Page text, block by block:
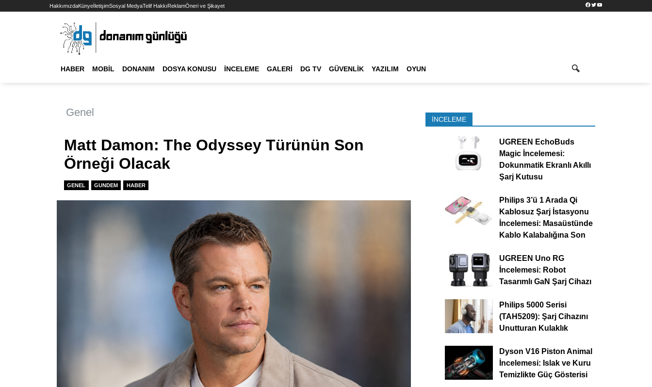
HakkımızdaKünyeİletişimSosyal MedyaTelif HakkıReklamÖneri ve Şikayet Facebook
TwitterYouTube
HABER MOBIL DONANIM DOSYA KONUSU İNCELEME GALERI DG TV GÜVENLIK YAZILIM OYUN
Genel
Matt Damon: The Odyssey Türünün Son
Örneği Olacak
GENEL GUNDEM HABER
İNCELEME
UGREEN EchoBuds
Magic İncelemesi:
Dokunmatik Ekranlı Akıllı
Şarj Kutusu
Philips 3’ü 1 Arada Qi
Kablosuz Şarj İstasyonu
İncelemesi: Masaüstünde
Kablo Kalabalığına Son
UGREEN Uno RG
İncelemesi: Robot
Tasarımlı GaN Şarj Cihazı
Philips 5000 Serisi
(TAH5209): Şarj Cihazını
Unutturan Kulaklık
Dyson V16 Piston Animal
İncelemesi: Islak ve Kuru
Temizlikte Güç Gösterisi